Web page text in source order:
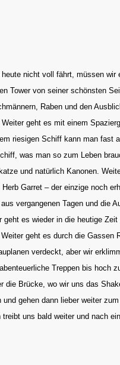
nicht voll fährt, müssen wir
Tower von seiner schönsten
Raben und den
geht es mit einem
riesigen Schiff kann man fast
was man so zum Leben
und natürlich Kanonen.
Garret – der einzige noch
vergangenen Tagen und die
geht es wieder in die heutige
geht es durch die Gassen
verdeckt, aber wir
Treppen bis hoch
Brücke, wo wir uns das
gehen dann lieber weiter
uns bald weiter und nach